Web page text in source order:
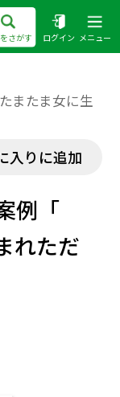
さがす ログイン メニュー
またま女に生
入りに追加
例「
れただ